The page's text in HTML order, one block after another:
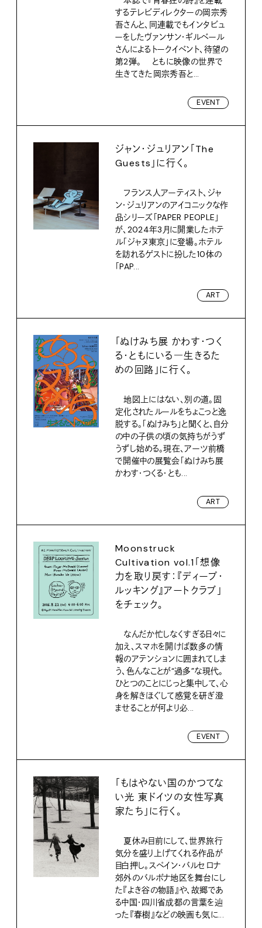
するテレビディレクターの岡宗秀
吾さんと、同連載でもインタビュ
ーをしたヴァンサン・ギルベール
さんによるトークイベント、待望の
第2弾。 ともに映像の世界で
生きてきた岡宗秀吾と...
EVENT
ジャン・ジュリアン「The
Guests」に行く。
フランス人アーティスト、ジャ
ン・ジュリアンのアイコニックな作
品シリーズ「PAPER PEOPLE」
が、2024年3月に開業したホテ
ル「ジャヌ東京」に登場。ホテル
を訪れるゲストに扮した10体の
「PAP...
ART
「ぬけみち展 かわす・つく
る・ともにいる―生きるた
めの回路」に行く。
地図上にはない、別の道。固
定化されたルールをちょこっと逸
脱する。「ぬけみち」と聞くと、自分
の中の子供の頃の気持ちがうず
うずし始める。現在、アーツ前橋
で開催中の展覧会「ぬけみち展
かわす・つくる・とも...
ART
Moonstruck
Cultivation vol.1「想像
力を取り戻す：『ディープ・
ルッキング』アートクラブ」
をチェック。
なんだか忙しなくすぎる日々に
加え、スマホを開けば数多の情
報のアテンションに囲まれてしま
う、色んなことが“過多”な現代。
ひとつのことにじっと集中して、心
身を解きほぐして感覚を研ぎ澄
ませることが何より必...
EVENT
「もはやない国のかつてな
い光 東ドイツの女性写真
家たち」に行く。
夏休み目前にして、世界旅行
気分を盛り上げてくれる作品が
目白押し。スペイン・バルセロナ
郊外のバルボナ地区を舞台にし
た『よき谷の物語』や、故郷であ
る中国・四川省成都の言葉を辿
った『春樹』などの映画も気に...